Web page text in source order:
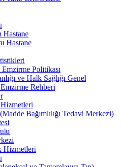
Hastane
Hastane
Politikası
ve Halk Sağlığı Genel
Rehberi
Bağımlılığı Tedavi Merkezi)
Hizmetleri